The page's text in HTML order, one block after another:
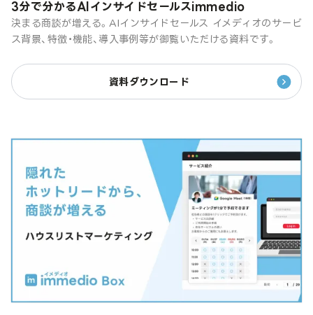
3分で分かるAIインサイドセールスimmedio
決まる商談が増える。AIインサイドセールス イメディオのサービ
ス背景、特徴・機能、導入事例等が御覧いただける資料です。
資料ダウンロード